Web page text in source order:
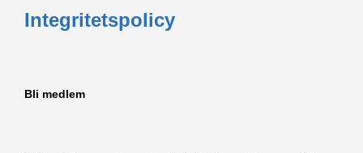
Integritetspolicy
Bli medlem